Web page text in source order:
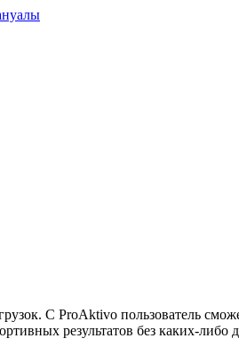
С ProAktivo пользователь
результатов без каких-